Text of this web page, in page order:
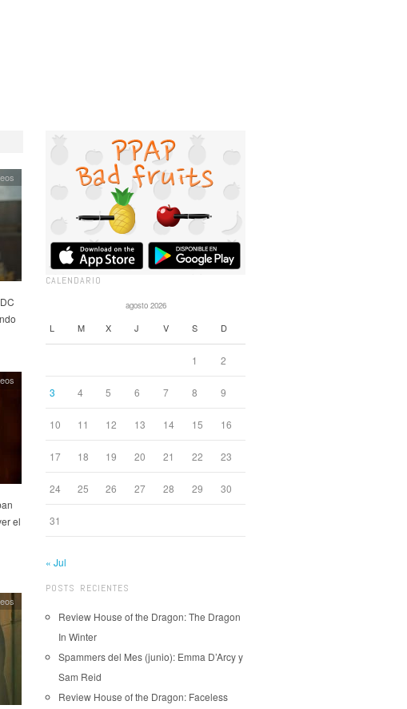
el
CALENDARIO
agosto 2026
L M X J V S D
1 2
3 4 5 6 7 8 9
10 11 12 13 14 15 16
17 18 19 20 21 22 23
24 25 26 27 28 29 30
31
« Jul
POSTS RECIENTES
Review House of the Dragon: The Dragon
In Winter
Spammers del Mes (junio): Emma D’Arcy y
Sam Reid
Review House of the Dragon: Faceless